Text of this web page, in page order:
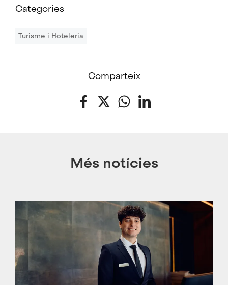
Categories
Turisme i Hoteleria
Comparteix
Facebook
Twitter WhatsApp
Més notícies